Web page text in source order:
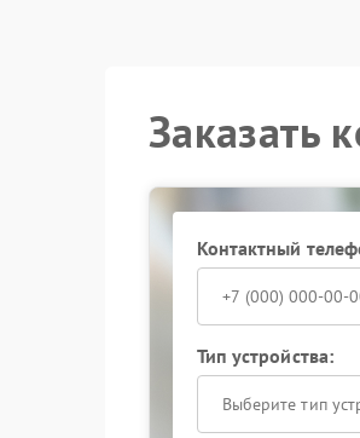
Заказать
Контактный
Тип устройства:
Выберите тип